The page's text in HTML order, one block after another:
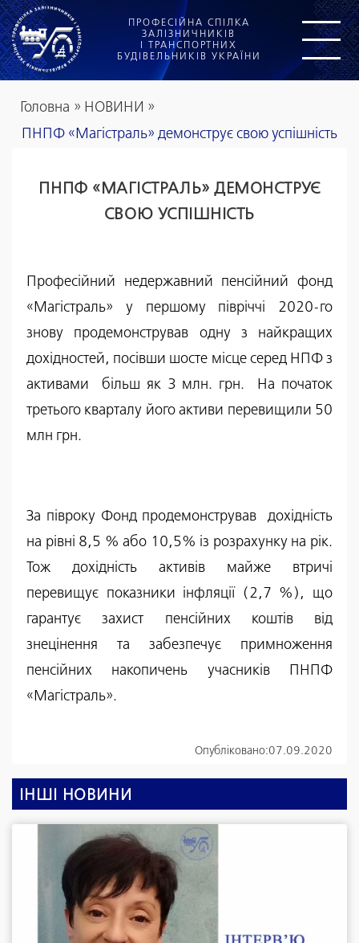
ПРОФЕСІЙНА СПІЛКА
ЗАЛІЗНИЧНИКІВ
І ТРАНСПОРТНИХ
БУДІВЕЛЬНИКІВ УКРАЇНИ
Головна » НОВИНИ »
ПНПФ «Магістраль» демонструє свою успішність
ПНПФ «МАГІСТРАЛЬ» ДЕМОНСТРУЄ
СВОЮ УСПІШНІСТЬ
Професійний недержавний пенсійний фонд
«Магістраль» у першому півріччі 2020-го
знову продемонстрував одну з найкращих
дохідностей, посівши шосте місце серед НПФ з
активами більш як 3 млн. грн. На початок
третього кварталу його активи перевищили 50
млн грн.
За півроку Фонд продемонстрував дохідність
на рівні 8,5 % або 10,5% із розрахунку на рік.
Тож дохідність активів майже втричі
перевищує показники інфляції (2,7 %), що
гарантує захист пенсійних коштів від
знецінення та забезпечує примноження
пенсійних накопичень учасників ПНПФ
«Магістраль».
Опубліковано:07.09.2020
ІНШІ НОВИНИ